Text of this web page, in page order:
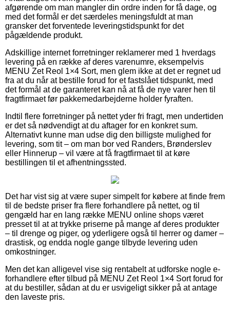
afgørende om man mangler din ordre inden for få dage, og
med det formål er det særdeles meningsfuldt at man
gransker det forventede leveringstidspunkt for det
pågældende produkt.
Adskillige internet forretninger reklamerer med 1 hverdags
levering på en række af deres varenumre, eksempelvis
MENU Zet Reol 1×4 Sort, men glem ikke at det er regnet ud
fra at du når at bestille forud for et fastslået tidspunkt, med
det formål at de garanteret kan nå at få de nye varer hen til
fragtfirmaet før pakkemedarbejderne holder fyraften.
Indtil flere forretninger på nettet yder fri fragt, men undertiden
er det så nødvendigt at du aftager for en konkret sum.
Alternativt kunne man udse dig den billigste mulighed for
levering, som tit – om man bor ved Randers, Brønderslev
eller Hinnerup – vil være at få fragtfirmaet til at køre
bestillingen til et afhentningssted.
Det har vist sig at være super simpelt for købere at finde frem
til de bedste priser fra flere forhandlere på nettet, og til
gengæld har en lang række MENU online shops været
presset til at at trykke priserne på mange af deres produkter
– til drenge og piger, og yderligere også til herrer og damer –
drastisk, og endda nogle gange tilbyde levering uden
omkostninger.
Men det kan alligevel vise sig rentabelt at udforske nogle e-
forhandlere efter tilbud på MENU Zet Reol 1×4 Sort forud for
at du bestiller, sådan at du er usvigeligt sikker på at antage
den laveste pris.